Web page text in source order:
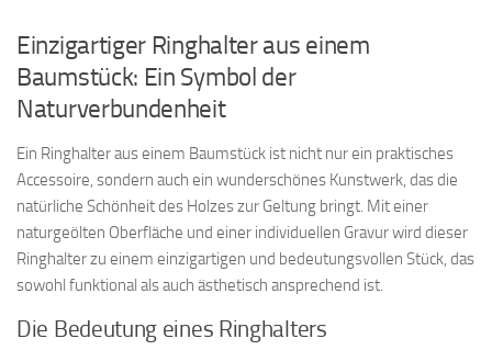
Einzigartiger Ringhalter aus einem
Baumstück: Ein Symbol der
Naturverbundenheit
Ein Ringhalter aus einem Baumstück ist nicht nur ein praktisches
Accessoire, sondern auch ein wunderschönes Kunstwerk, das die
natürliche Schönheit des Holzes zur Geltung bringt. Mit einer
naturgeölten Oberfläche und einer individuellen Gravur wird dieser
Ringhalter zu einem einzigartigen und bedeutungsvollen Stück, das
sowohl funktional als auch ästhetisch ansprechend ist.
Die Bedeutung eines Ringhalters